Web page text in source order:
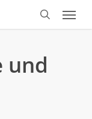
search
Menu
und